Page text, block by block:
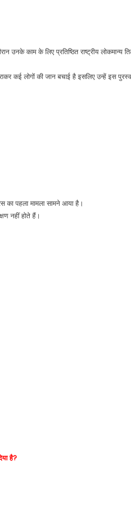
उनके काम के लिए प्रतिष्ठित राष्ट्रीय लोकमान्य
कई लोगों की जान बचाई है इसलिए उन्हें इस
का पहला मामला सामने आया है।
नहीं होते हैं।
है?